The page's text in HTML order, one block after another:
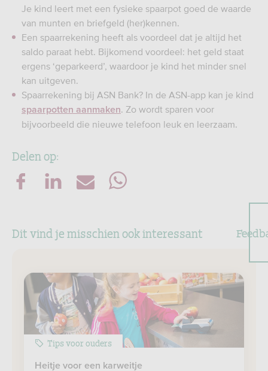
Je kind leert met een fysieke spaarpot goed de waarde
van munten en briefgeld (her)kennen.
Een spaarrekening heeft als voordeel dat je altijd het
saldo paraat hebt. Bijkomend voordeel: het geld staat
ergens ‘geparkeerd’, waardoor je kind het minder snel
kan uitgeven.
Spaarrekening bij ASN Bank? In de ASN-app kan je kind
spaarpotten aanmaken. Zo wordt sparen voor
bijvoorbeeld die nieuwe telefoon leuk en leerzaam.
Delen op:
Dit vind je misschien ook interessant
Tips voor ouders
Heitje voor een karweitje